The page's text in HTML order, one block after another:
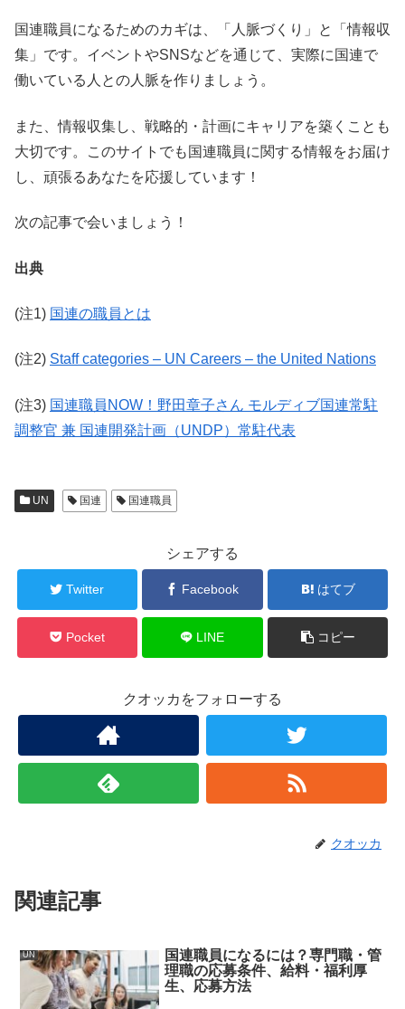
国連職員になるためのカギは、「人脈づくり」と「情報収
集」です。イベントやSNSなどを通じて、実際に国連で
働いている人との人脈を作りましょう。
また、情報収集し、戦略的・計画にキャリアを築くことも
大切です。このサイトでも国連職員に関する情報をお届け
し、頑張るあなたを応援しています！
次の記事で会いましょう！
出典
(注1) 国連の職員とは
(注2) Staff categories – UN Careers – the United Nations
(注3) 国連職員NOW！野田章子さん モルディブ国連常駐
調整官 兼 国連開発計画（UNDP）常駐代表
UN 国連 国連職員
シェアする
Twitter Facebook はてブ
Pocket LINE コピー
クオッカをフォローする
クオッカ
関連記事
UN
国連職員になるには？専門職・管
理職の応募条件、給料・福利厚
生、応募方法